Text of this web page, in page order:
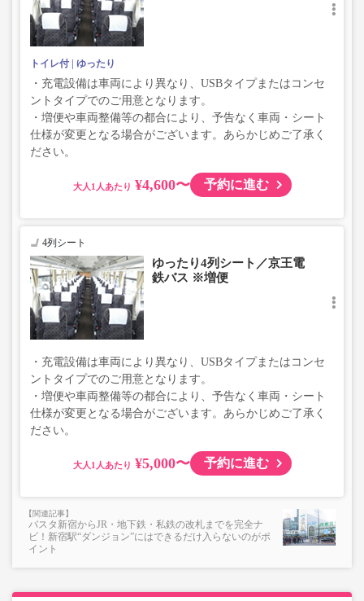
トイレ付 ゆったり
・充電設備は車両により異なり、USBタイプまたはコンセ
ントタイプでのご用意となります。
・増便や車両整備等の都合により、予告なく車両・シート
仕様が変更となる場合がございます。あらかじめご了承く
ださい。
大人 ¥4,600〜 予約に進む
4列シート
ゆったり4列シート／京王電
鉄バス ※増便
・充電設備は車両により異なり、USBタイプまたはコンセ
ントタイプでのご用意となります。
・増便や車両整備等の都合により、予告なく車両・シート
仕様が変更となる場合がございます。あらかじめご了承く
ださい。
大人 ¥5,000〜 予約に進む
バスタ新宿からJR・地下鉄・私鉄の改札までを完全ナ
ビ！新宿駅“ダンジョン”にはできるだけ入らないのがポ
イント